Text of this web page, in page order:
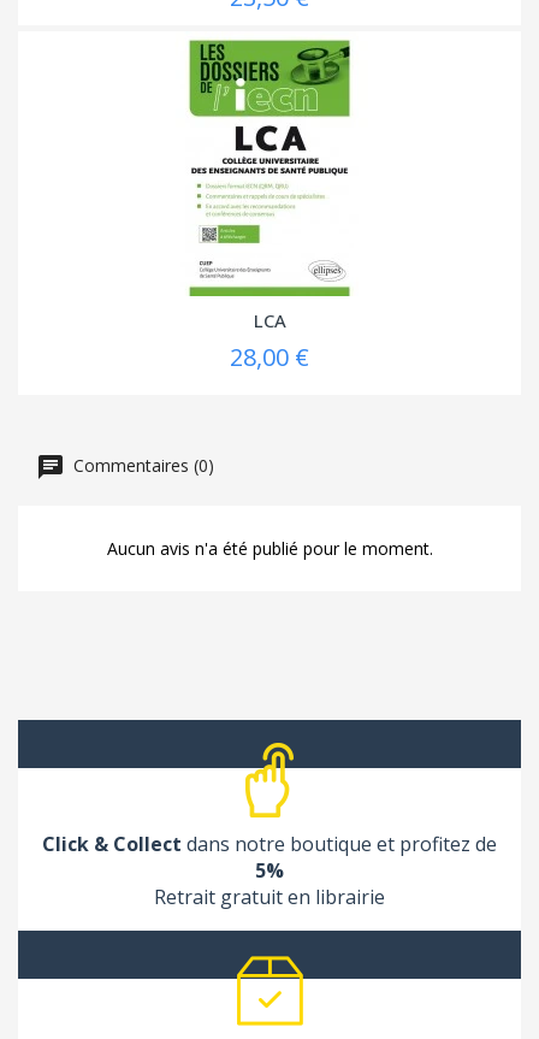
LCA
28,00 €
Commentaires (0)
Aucun avis n'a été publié pour le moment.
Click & Collect dans notre boutique et profitez de
5%
Retrait gratuit en librairie